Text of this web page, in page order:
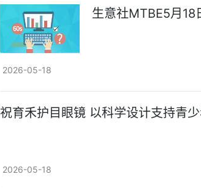
生意社MTBE5月
2026-05-18
祝育禾护目眼镜 以科学设计支持青
2026-05-18